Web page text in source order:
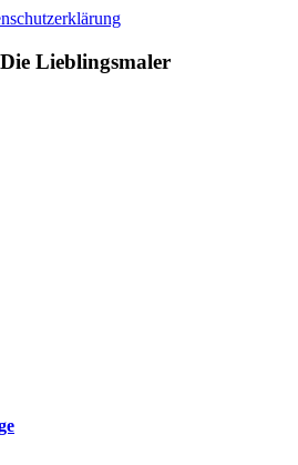
Lieblingsmaler